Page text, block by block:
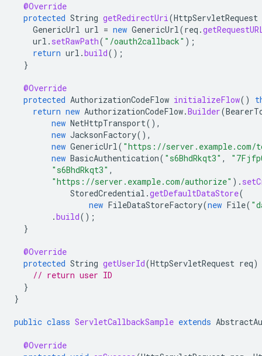
@Override
protected String getRedirectUri(HttpServletRequest
GenericUrl url = new GenericUrl(req .
url . setRawPath( "/oauth2callback" );
return url .build();
}
@Override
protected AuthorizationCodeFlow initializeFlow()
return new AuthorizationCodeFlow.Builder(
new NetHttpTransport(),
new JacksonFactory(),
new GenericUrl( "https://server.example.com/
new BasicAuthentication( "s6BhdRkqt3" ,
"s6BhdRkqt3" ,
"https://server.example.com/authorize" ).
StoredCredential .getDefaultDataStore(
new FileDataStoreFactory(new File(
.build();
}
@Override
protected String getUserId(HttpServletRequest req)
// return user ID
}
}
public class ServletCallbackSample extends
@Override